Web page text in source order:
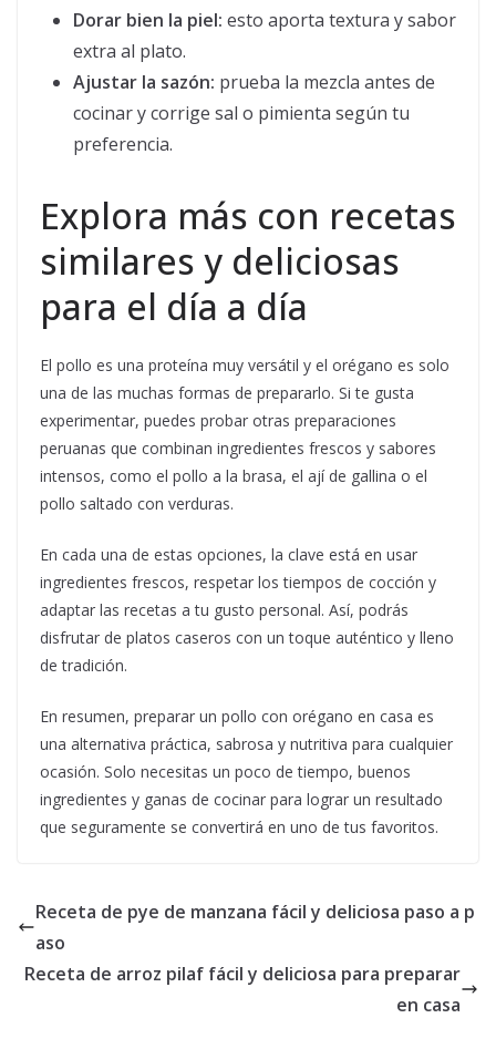
Dorar bien la piel: esto aporta textura y sabor
extra al plato.
Ajustar la sazón: prueba la mezcla antes de
cocinar y corrige sal o pimienta según tu
preferencia.
Explora más con recetas
similares y deliciosas
para el día a día
El pollo es una proteína muy versátil y el orégano es solo
una de las muchas formas de prepararlo. Si te gusta
experimentar, puedes probar otras preparaciones
peruanas que combinan ingredientes frescos y sabores
intensos, como el pollo a la brasa, el ají de gallina o el
pollo saltado con verduras.
En cada una de estas opciones, la clave está en usar
ingredientes frescos, respetar los tiempos de cocción y
adaptar las recetas a tu gusto personal. Así, podrás
disfrutar de platos caseros con un toque auténtico y lleno
de tradición.
En resumen, preparar un pollo con orégano en casa es
una alternativa práctica, sabrosa y nutritiva para cualquier
ocasión. Solo necesitas un poco de tiempo, buenos
ingredientes y ganas de cocinar para lograr un resultado
que seguramente se convertirá en uno de tus favoritos.
Receta de pye de manzana fácil y deliciosa paso a p
aso
Receta de arroz pilaf fácil y deliciosa para preparar
en casa